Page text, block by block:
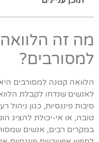
מה זה
למסורבים?
הלוואה קטנה למסורבים
לאנשים שנדחו לקבלת
סיבות פיננסיות, כגון
טובה, או אי-יכולת להציג
במקרים רבים, אנשים